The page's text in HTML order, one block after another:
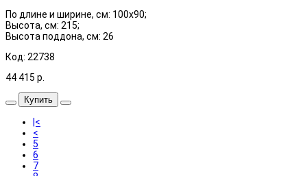
По длине и ширине, см: 100x90;
Высота, см: 215;
Высота поддона, см: 26
Код: 22738
44 415 р.
Купить
|<
<
5
6
7